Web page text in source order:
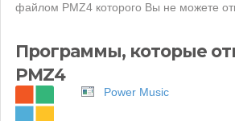
файлом PMZ4 которого Вы не можете
Программы, которые
PMZ4
Power Music